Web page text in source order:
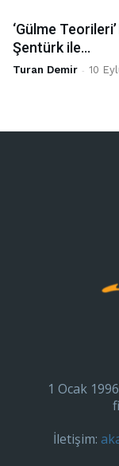
‘Gülme
Şentürk ile…
Turan Demir - 10
1 Ocak
İletişim: